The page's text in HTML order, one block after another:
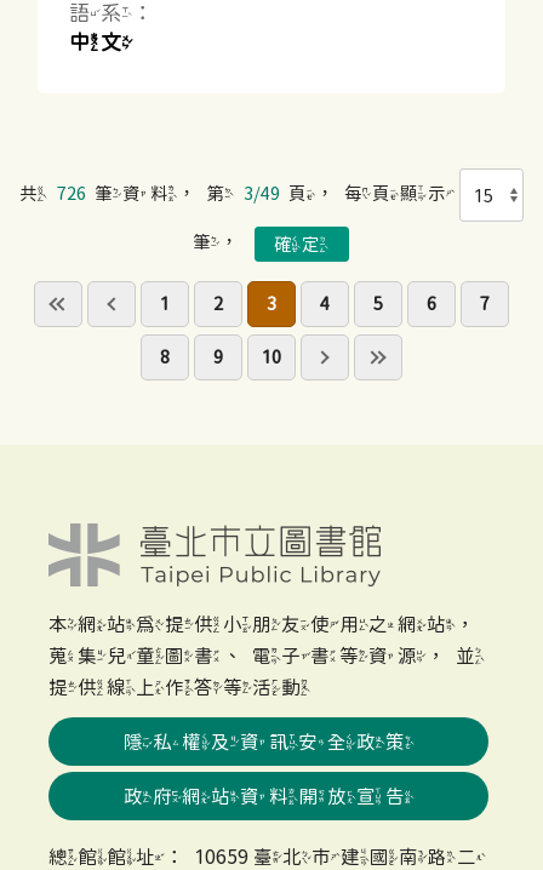
語系：
中文
共 726 筆資料，第 3/49 頁，每頁顯示
筆，
1 2 3 4 5 6 7
8 9 10
本網站為提供小朋友使用之網站，
蒐集兒童圖書、電子書等資源，並
提供線上作答等活動
隱私權及資訊安全政策
政府網站資料開放宣告
總館館址：10659 臺北市建國南路二